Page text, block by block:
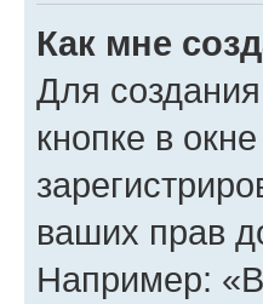
Как мне
Для
кнопке в
ваших прав
Например: